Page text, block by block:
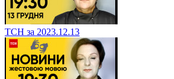
ТСН за 2023.12.13